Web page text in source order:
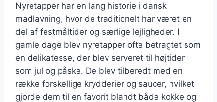
Nyretapper har en lang historie i dansk
madlavning, hvor de traditionelt har været en
del af festmåltider og særlige lejligheder. I
gamle dage blev nyretapper ofte betragtet som
en delikatesse, der blev serveret til højtider
som jul og påske. De blev tilberedt med en
række forskellige krydderier og saucer, hvilket
gjorde dem til en favorit blandt både kokke og